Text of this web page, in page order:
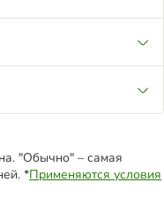
"Обычно" – самая
*Применяются условия